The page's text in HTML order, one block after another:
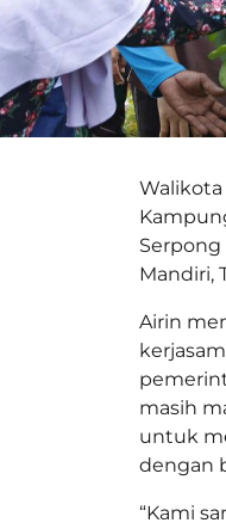
Walikota
Serpong
Mandiri,
Airin
masih
untuk
dengan
“Kami